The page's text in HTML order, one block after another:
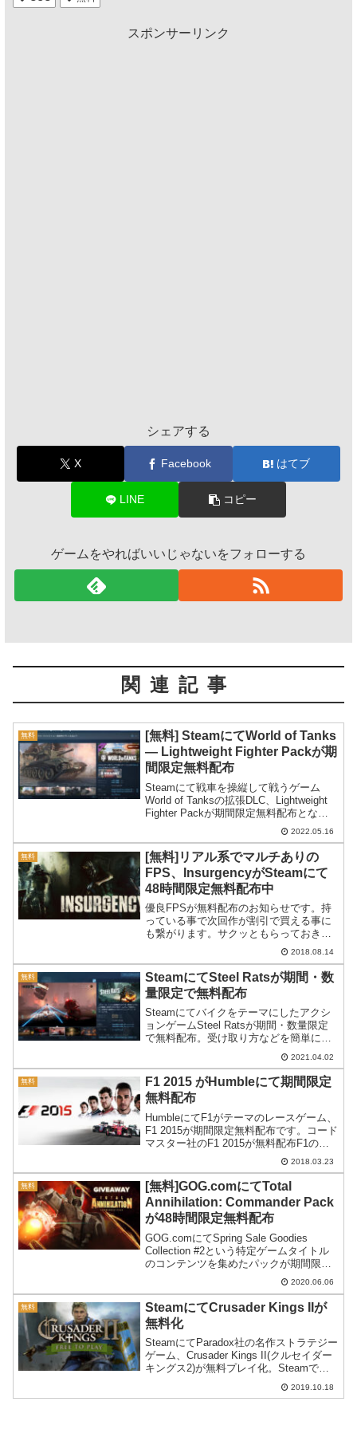
スポンサーリンク
シェアする
X Facebook はてブ
LINE コピー
ゲームをやればいいじゃないをフォローする
関連記事
無料
[無料] SteamにてWorld of Tanks
— Lightweight Fighter Packが期
間限定無料配布
Steamにて戦車を操縦して戦うゲーム
World of Tanksの拡張DLC、Lightweight
Fighter Packが期間限定無料配布となっ
ています。ベースゲームのWorld of
Tanks自体もフリープレイの無料コンテ
ンツです。
2022.05.16
無料
[無料]リアル系でマルチありの
FPS、InsurgencyがSteamにて
48時間限定無料配布中
優良FPSが無料配布のお知らせです。持
っている事で次回作が割引で買える事に
も繋がります。サクッともらっておきま
しょう(´･Д･)」Insurgencyが無料配布
Steamにてマルチ協力プレイありのリア
ル系FPSInsurgencyが48時間...
2018.08.14
無料
SteamにてSteel Ratsが期間・数
量限定で無料配布
Steamにてバイクをテーマにしたアクシ
ョンゲームSteel Ratsが期間・数量限定
で無料配布。受け取り方などを簡単に紹
2021.04.02
無料
F1 2015 がHumbleにて期間限定
無料配布
HumbleにてF1がテーマのレースゲーム、
F1 2015が期間限定無料配布です。コード
マスター社のF1 2015が無料配布F1の世
界をテーマにした、コードマスター社の
レースゲームF1 2015がHumble にて無料
配布となっています。配...
2018.03.23
無料
[無料]GOG.comにてTotal
Annihilation: Commander Pack
が48時間限定無料配布
GOG.comにてSpring Sale Goodies
Collection #2という特定ゲームタイトル
のコンテンツを集めたパックが期間限定
で無料配布中。受け取り方を紹介してみ
2020.06.06
無料
SteamにてCrusader Kings IIが
無料化
SteamにてParadox社の名作ストラテジー
ゲーム、Crusader Kings II(クルセイダー
キングス2)が無料プレイ化。Steamでの
表記を見る限り、どうやら永続的に無料
2019.10.18